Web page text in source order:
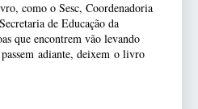
como o Sesc, Coordenadoria
de Educação da
que encontrem vão levando
em adiante, deixem o livro